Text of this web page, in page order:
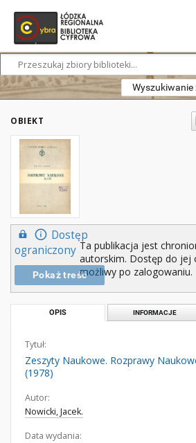
OBIEKT
Dostęp
ograniczony
Pokaż treść
Ta publikacja jest
autorskim. Dostęp do jej
możliwy po zalogowaniu.
OPIS INFORMACJE
Tytuł:
Zeszyty Naukowe. Rozprawy
(1978)
Autor:
Nowicki, Jacek.
Data wydania: